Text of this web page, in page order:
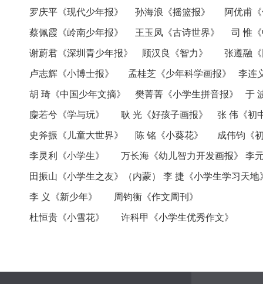
罗庆平《现代少年报》 孙海浪《摇篮报》 阿优甫《
蔡佩霞《岭南少年报》 王玉凤《古诗世界》 司 惟《
谢蔚君《深圳青少年报》 顾汉良《智力》 张遵融《
卢志辉《小博士报》 孟桂芝《少年科学画报》 李连
胡 琦《中国少年文摘》 樊菁菁《小学生拼音报》 于
麋若兮《学与玩》 耿 光《好孩子画报》 张 伟《初
史斧振《儿童大世界》 陈 铭《小葵花》 成伟钧《
李灵利《小学生》 万长海《幼儿智力开发画报》 李
田振山《小学生之友》（内蒙） 李 捷《小学生学习天
李 义《新少年》 周钧衡《作文周刊》
杜恒贵《小雪花》 许科甲《小学生优秀作文》